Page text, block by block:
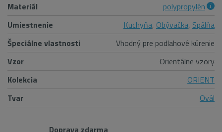
Materiál
polypropylén
Umiestnenie
Kuchyňa, Obývačka, Spálňa
Špeciálne vlastnosti
Vhodný pre podlahové kúrenie
Vzor
Orientálne vzory
Kolekcia
ORIENT
Tvar
Ovál